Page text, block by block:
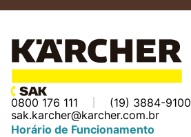
0800 176 111
(19) 3884-9100
sak.karcher@karcher.com.br
Horário de Funcionamento